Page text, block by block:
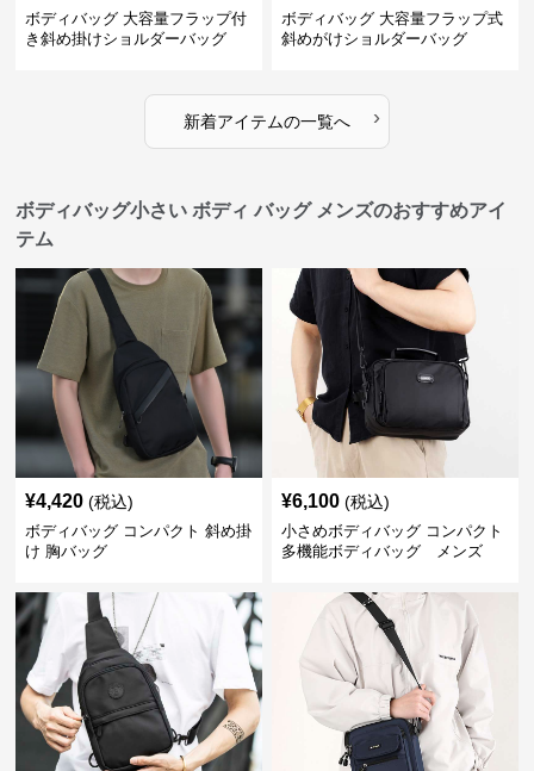
ボディバッグ 大容量フラップ付
き斜め掛けショルダーバッグ
ボディバッグ 大容量フラップ式
斜めがけショルダーバッグ
新着アイテムの一覧へ ›
ボディバッグ小さい ボディ バッグ メンズのおすすめアイ
テム
¥4,420 (税込)
ボディバッグ コンパクト 斜め掛
け 胸バッグ
¥6,100 (税込)
小さめボディバッグ コンパクト
多機能ボディバッグ メンズ